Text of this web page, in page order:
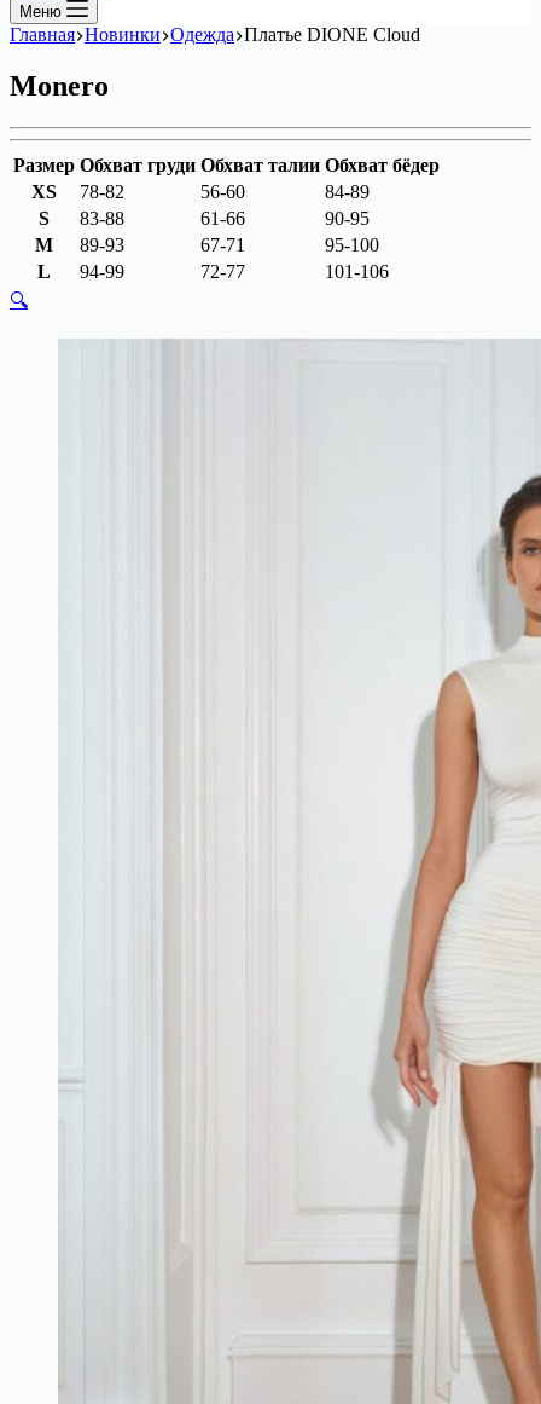
Меню
Главная Новинки Одежда Платье DIONE Cloud
Monero
Размер Обхват груди Обхват талии Обхват бёдер
XS
78-82 56-60
84-89
S
83-88 61-66
90-95
M
89-93 67-71
95-100
L
94-99 72-77
101-106
🔍